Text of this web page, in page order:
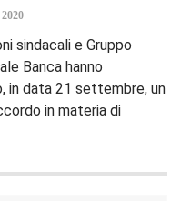
sindacali e Gruppo
Banca hanno
data 21 settembre, un
in materia di